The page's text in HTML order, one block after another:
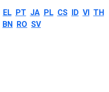
EL PT JA PL CS ID VI TH
BN RO SV